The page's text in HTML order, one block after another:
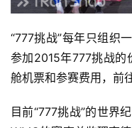
“777挑战”每年只组织
参加2015年777挑战的
舱机票和参赛费用，前
目前“777挑战”的世界